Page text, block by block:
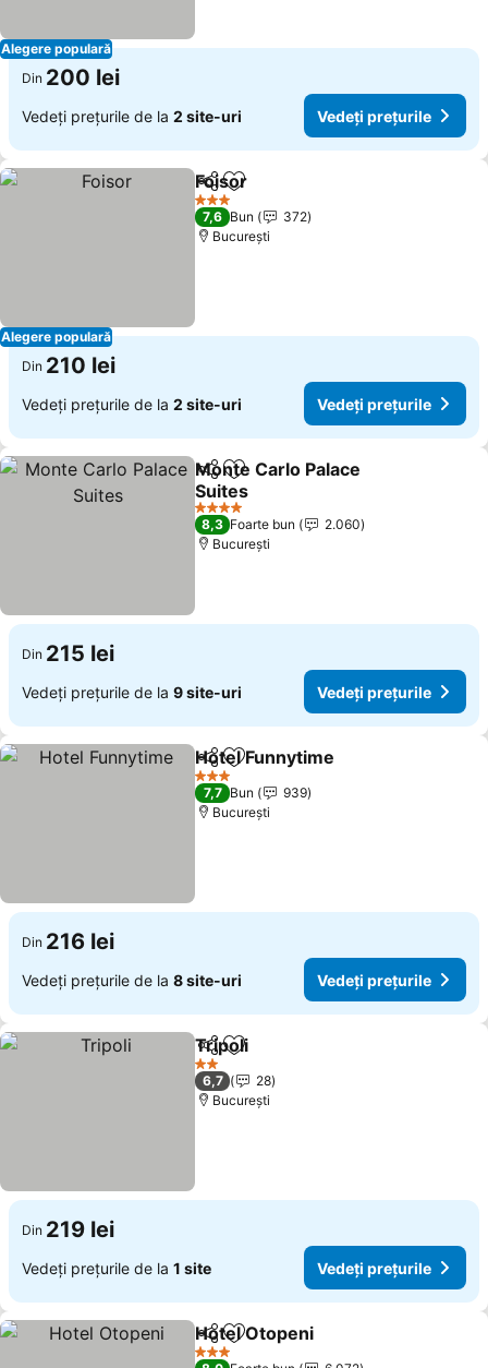
Alegere populară
Din 200 lei
Vedeți prețurile de la 2 site-uri Vedeți prețurile
Alegere populară
DistribuițiAdăugaţi la favorite
Foisor
3 Stele
7,6 Bun
372
București
Din 210 lei
Vedeți prețurile de la 2 site-uri Vedeți prețurile
DistribuițiAdăugaţi la favorite
Monte Carlo Palace
Suites
4 Stele
8,3 Foarte bun
2.060
București
Din 215 lei
Vedeți prețurile de la 9 site-uri Vedeți prețurile
DistribuițiAdăugaţi la favorite
Hotel Funnytime
3 Stele
7,7 Bun
939
București
Din 216 lei
Vedeți prețurile de la 8 site-uri Vedeți prețurile
DistribuițiAdăugaţi la favorite
Tripoli
2 Stele
6,7
28
București
Din 219 lei
Vedeți prețurile de la 1 site Vedeți prețurile
DistribuițiAdăugaţi la favorite
Hotel Otopeni
3 Stele